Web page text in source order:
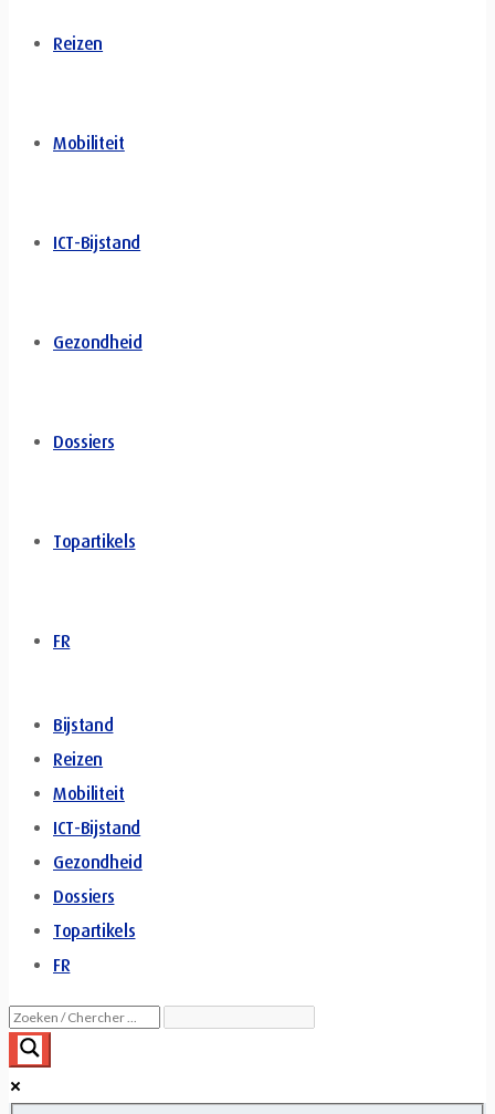
Reizen
Mobiliteit
ICT-Bijstand
Gezondheid
Dossiers
Topartikels
FR
Bijstand
Reizen
Mobiliteit
ICT-Bijstand
Gezondheid
Dossiers
Topartikels
FR